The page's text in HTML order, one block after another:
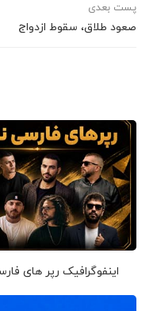
پست بعدی
صعود طلاق، سقوط ازدواج
اینفوگرافیک رپر های